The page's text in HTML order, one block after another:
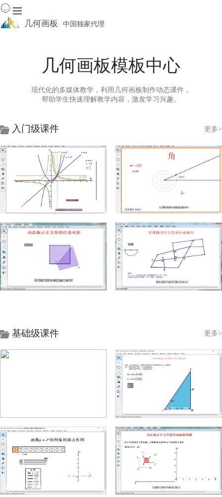
几何画板 中国独家代理
几何画板模板中心
现代化的多媒体教学，利用几何画板制作动态课件，
帮助学生快速理解教学内容，激发学习兴趣。
入门级课件 更多>
五种幂函数曲线
动态演示正方形的任意对折 演示将任意四边形分割拼补成矩形
基础级课件 更多>
几何画板演示多边形上两点的运动
如何用列表描点法画指数函数 动态演示正方形旋转画函数图像